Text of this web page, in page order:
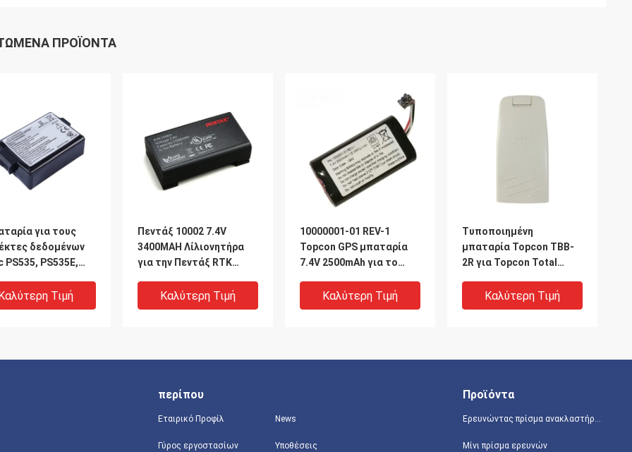
ΠΡΟΪΌΝΤΑ
για τους
δεδομένων
PS535, PS535E,
FC-25A, SHC-25
Τιμή
Πεντάξ 10002 7.4V
3400MAH Λίλιονητήρα
για την Πεντάξ RTK
Καλύτερη Τιμή
10000001-01 REV-1
Topcon GPS μπαταρία
7.4V 2500mAh για το
Καλύτερη Τιμή
Τυποποιημένη
μπαταρία Topcon TBB-
2R για Topcon Total
Καλύτερη Τιμή
περίπου
Εταιρικό Προφίλ
Γύρος εργοστασίων
News
Υποθέσεις
Προϊόντα
Ερευνώντας πρίσμα ανακλαστήρων
Μίνι πρίσμα ερευνών